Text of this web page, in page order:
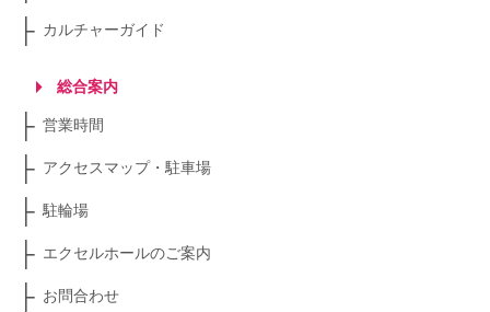
カルチャーガイド
総合案内
営業時間
アクセスマップ・駐車場
駐輪場
エクセルホールのご案内
お問合わせ